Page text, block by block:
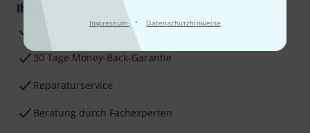
Impressum · Datenschutzhinweise
Ihre Vorteile
3 Jahre Thomann Garantie
30 Tage Money-Back-Garantie
Reparaturservice
Beratung durch Fachexperten